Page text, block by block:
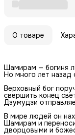
О товаре
Шамирам — богиня
Но много лет назад
Верховный бог
свершить конец
Дзумудзи
В мире людей он
Шамирам и
дворцовыми и